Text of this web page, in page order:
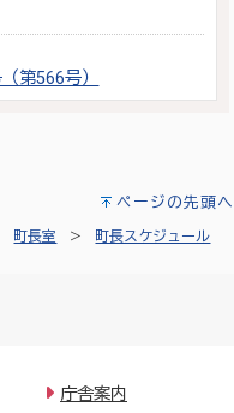
第566号）
ページの先頭へ
町長室
町長スケジュール
庁舎案内